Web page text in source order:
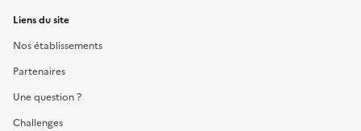
Liens du site
Nos établissements
Partenaires
Une question ?
Challenges